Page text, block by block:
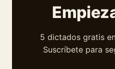
5 dictados gratis
Suscríbete para